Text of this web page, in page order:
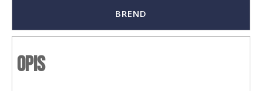
BREND
Opis